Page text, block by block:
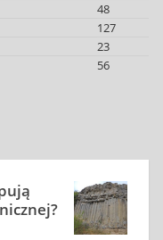
48
127
23
56